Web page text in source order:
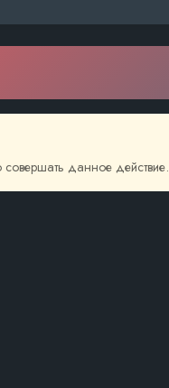
совершать данное действие.